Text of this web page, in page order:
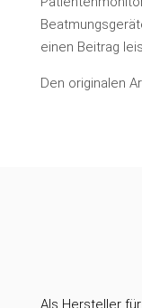
einen Beitrag
Den originalen
Als Hersteller